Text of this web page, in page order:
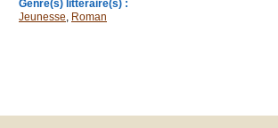
Genre(s) littéraire(s) :
Jeunesse, Roman